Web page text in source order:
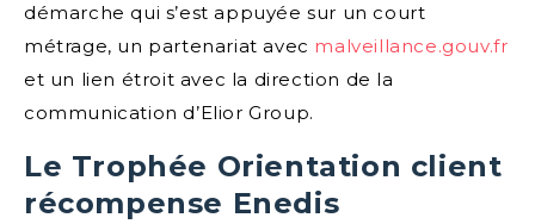
démarche qui s’est appuyée sur un court
métrage, un partenariat avec malveillance.gouv.fr
et un lien étroit avec la direction de la
communication d’Elior Group.
Le Trophée Orientation client
récompense Enedis